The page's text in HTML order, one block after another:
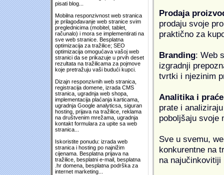
pisati blog...
Mobilna responzivnost web stranica
je prilagođavanje web stranice svim
preglednicima (mobitel, tablet,
računalo) i mora se implementirati na
sve web stranice. Besplatna
optimizacija za tražilice; SEO
optimizacija omogućava vašoj web
stranici da se prikazuje u prvih deset
rezultata na tražilicama za pojmove
koje pretražuju vaši budući kupci.
Dizajn responzivnih web stranica,
registracija domene, izrada CMS
stranica, ugradnja web shopa,
implementacija plaćanja karticama,
ugradnja Google analyticsa, siguran
hosting, prijava na tražilice, reklama
na društvenim mrežama, ugradnja
kontakt formulara za upite sa web
stranica...
Iskoristite ponudu: izrada web
stranica i hosting po najnižim
cijenama. Besplatna prijava na
tražilice, besplatni e-mail, besplatna
.hr domena, besplatna podrška za
internet marketing...
Prodaja
prodaju svoje
praktično za
Branding: Web
izgradnji
tvrtki i njezinim
Analitika i
prate i
poboljšaju svoje
Sve u svemu,
konkurentne na
na najučinkovitiji